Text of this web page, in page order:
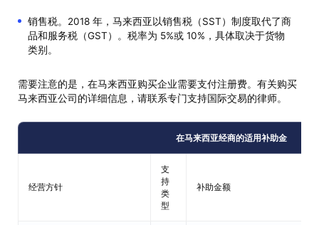
销售税。2018 年，马来西亚以销售税（SST）制度取代了商
品和服务税（GST）。税率为 5%或 10%，具体取决于货物
类别。
需要注意的是，在马来西亚购买企业需要支付注册费。有关购买
马来西亚公司的详细信息，请联系专门支持国际交易的律师。
在马来西亚经商的适用补助金
经营方针
支
持
类
型
补助金额